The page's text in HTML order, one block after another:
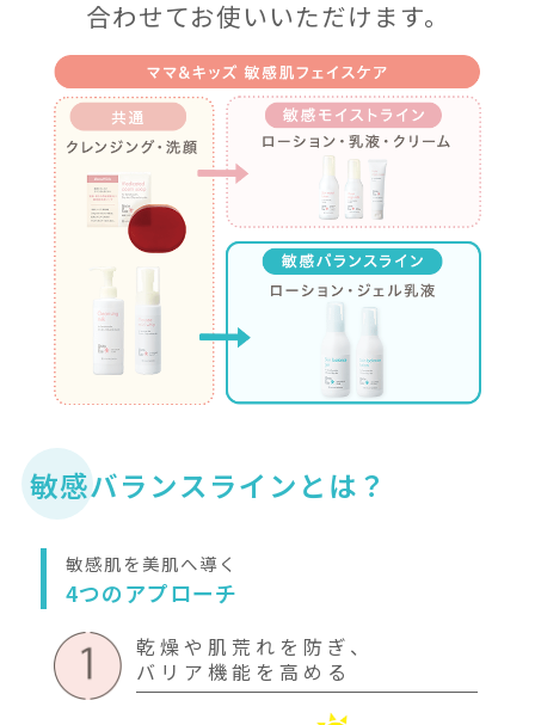
8種のバリア胎脂成分
ベビーズエマルジ
人が生まれた時に纏って
脂」を敏感肌に応用し
8種のバリア成分を配合